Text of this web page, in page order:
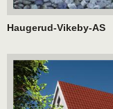
Haugerud-Vikeby-AS